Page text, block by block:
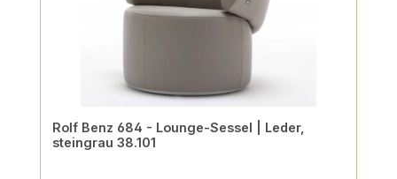
Rolf Benz 684 - Lounge-Sessel | Leder,
steingrau 38.101